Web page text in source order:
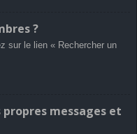
?
sur le lien « Rechercher un
messages et